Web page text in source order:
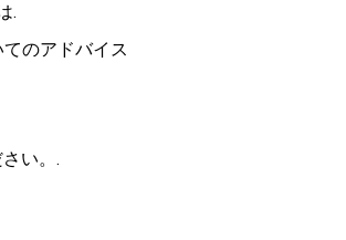
.
のアドバイス
い。.